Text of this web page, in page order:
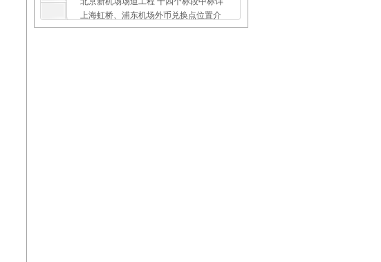
上海虹桥、浦东机场外币兑换点位置介
杭州长运汽车站发往萧山机场巴士时刻